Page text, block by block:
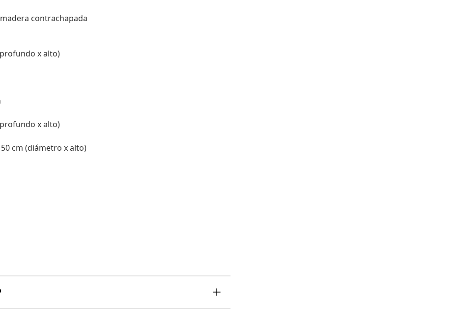
contrachapada
x alto)
x alto)
cm (diámetro x alto)